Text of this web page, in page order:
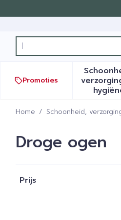
Product, merk, categorie...
Promoties
Home / Schoonheid,
Droge ogen
Prijs